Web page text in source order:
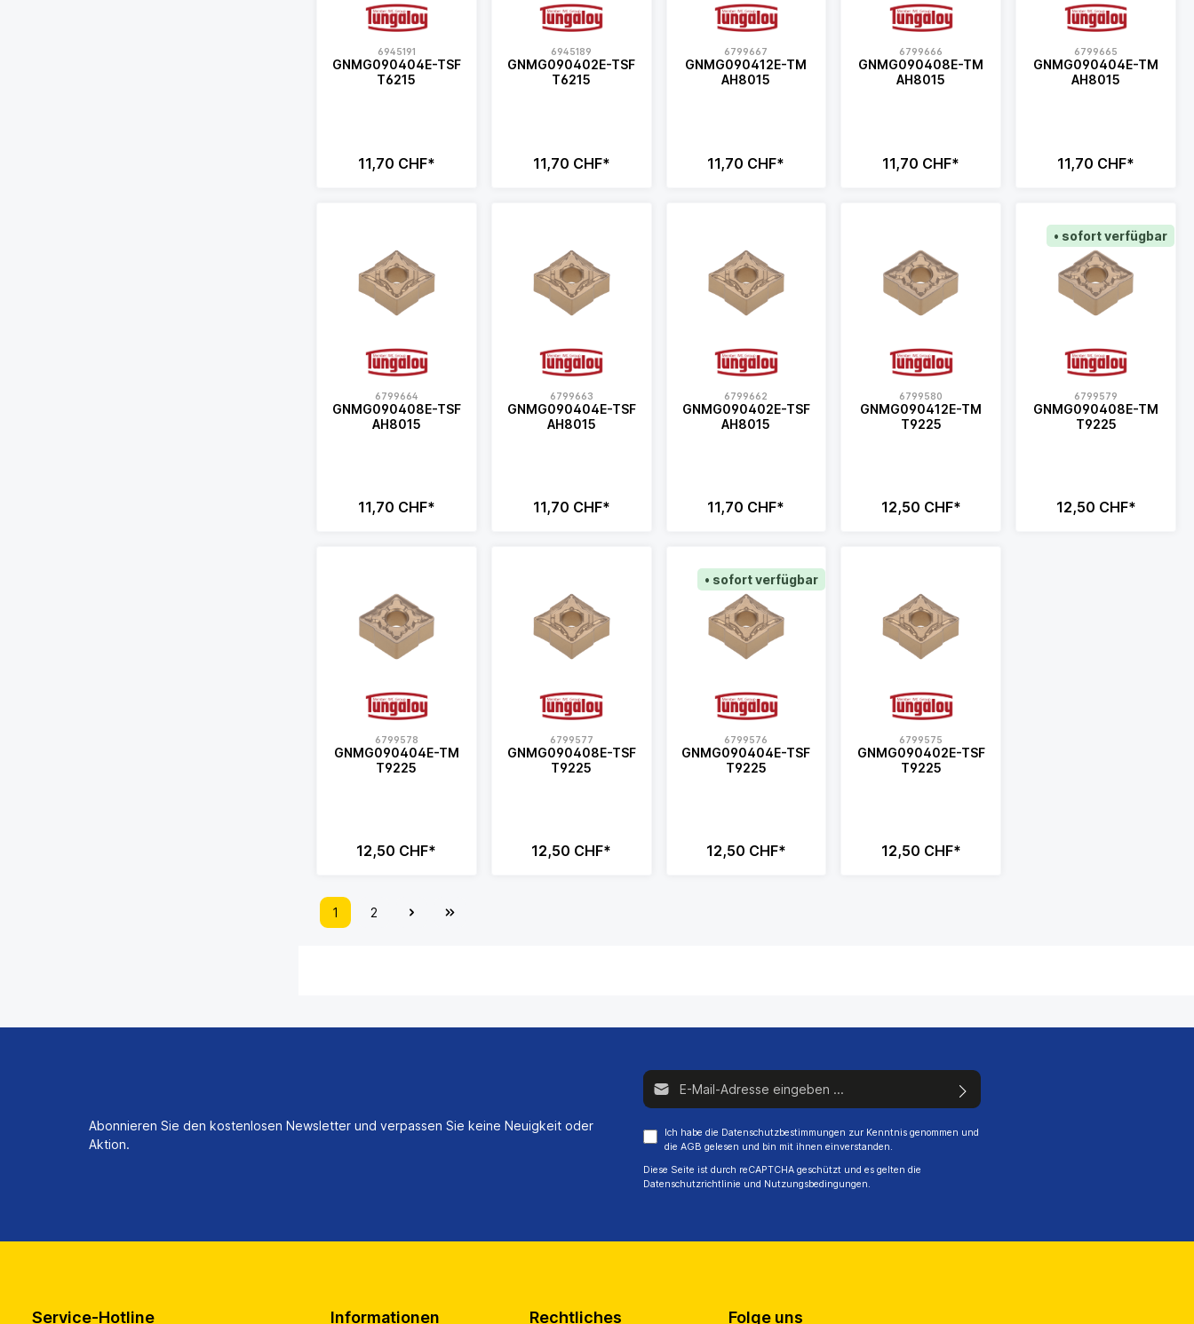
6945191
GNMG090404E-TSF
T6215
11,70 CHF*
6945189
GNMG090402E-TSF
T6215
11,70 CHF*
6799667
GNMG090412E-TM
AH8015
11,70 CHF*
6799666
GNMG090408E-TM
AH8015
11,70 CHF*
6799665
GNMG090404E-TM
AH8015
11,70 CHF*
6799664
GNMG090408E-TSF
AH8015
11,70 CHF*
6799663
GNMG090404E-TSF
AH8015
11,70 CHF*
6799662
GNMG090402E-TSF
AH8015
11,70 CHF*
6799580
GNMG090412E-TM
T9225
12,50 CHF*
• sofort verfügbar
6799579
GNMG090408E-TM
T9225
12,50 CHF*
6799578
GNMG090404E-TM
T9225
12,50 CHF*
6799577
GNMG090408E-TSF
T9225
12,50 CHF*
• sofort verfügbar
6799576
GNMG090404E-TSF
T9225
12,50 CHF*
6799575
GNMG090402E-TSF
T9225
12,50 CHF*
1 2
Abonnieren Sie den kostenlosen Newsletter und verpassen Sie keine Neuigkeit oder
Aktion.
E-Mail-Adresse*
Ich habe die Datenschutzbestimmungen zur Kenntnis genommen und
die AGB gelesen und bin mit ihnen einverstanden.
Diese Seite ist durch reCAPTCHA geschützt und es gelten die
Datenschutzrichtlinie und Nutzungsbedingungen.
Folge uns
Service-Hotline Informationen Rechtliches